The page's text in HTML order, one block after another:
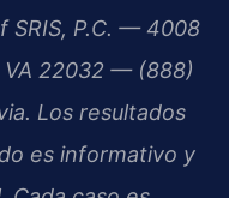
SRIS, P.C. — 4008
VA 22032 — (888)
Los resultados
es informativo y